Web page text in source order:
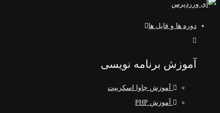
دوره ها و فایل ها
آموزش برنامه نویسی
آموزش جاوا اسکریپت
آموزش PHP